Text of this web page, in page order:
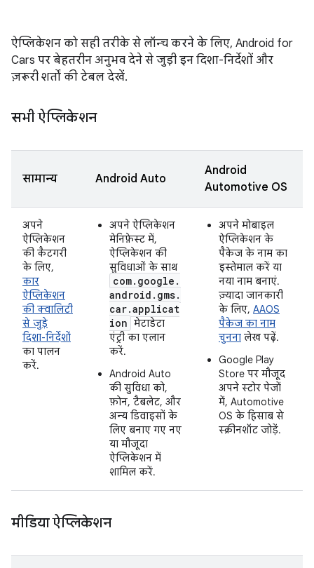
ऐप्लिकेशन को सही तरीके से लॉन्च करने के लिए, Android for
Cars पर बेहतरीन अनुभव देने से जुड़ी इन दिशा-निर्देशों और
ज़रूरी शर्तों की टेबल देखें.
सभी ऐप्लिकेशन
सामान्य Android Auto
Android
Automotive OS
अपने
ऐप्लिकेशन
की कैटगरी
के लिए,
कार
ऐप्लिकेशन
की क्वालिटी
से जुड़े
दिशा-निर्देशों
का पालन
करें.
अपने ऐप्लिकेशन
मेनिफ़ेस्ट में,
ऐप्लिकेशन की
सुविधाओं के साथ
com.google.
android.gms.
car.applicat
ion मेटाडेटा
एंट्री का एलान
करें.
Android Auto
की सुविधा को,
फ़ोन, टैबलेट, और
अन्य डिवाइसों के
लिए बनाए गए नए
या मौजूदा
ऐप्लिकेशन में
शामिल करें.
अपने मोबाइल
ऐप्लिकेशन के
पैकेज के नाम का
इस्तेमाल करें या
नया नाम बनाएं.
ज़्यादा जानकारी
के लिए, AAOS
पैकेज का नाम
चुनना लेख पढ़ें.
Google Play
Store पर मौजूद
अपने स्टोर पेजों
में, Automotive
OS के हिसाब से
स्क्रीनशॉट जोड़ें.
मीडिया ऐप्लिकेशन